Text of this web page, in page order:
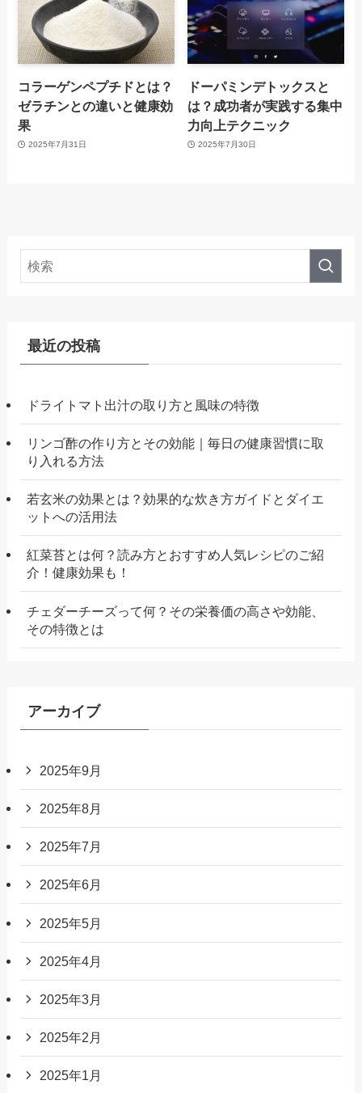
コラーゲンペプチドとは？
ゼラチンとの違いと健康効
果
2025年7月31日
ドーパミンデトックスと
は？成功者が実践する集中
力向上テクニック
2025年7月30日
最近の投稿
ドライトマト出汁の取り方と風味の特徴
リンゴ酢の作り方とその効能｜毎日の健康習慣に取
り入れる方法
若玄米の効果とは？効果的な炊き方ガイドとダイエ
ットへの活用法
紅菜苔とは何？読み方とおすすめ人気レシピのご紹
介！健康効果も！
チェダーチーズって何？その栄養価の高さや効能、
その特徴とは
アーカイブ
2025年9月
2025年8月
2025年7月
2025年6月
2025年5月
2025年4月
2025年3月
2025年2月
2025年1月